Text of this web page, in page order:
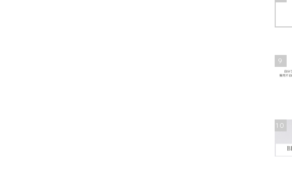
9
10